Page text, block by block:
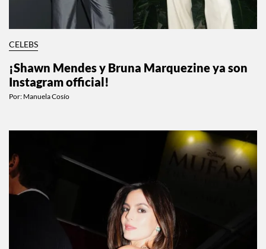
CELEBS
¡Shawn Mendes y Bruna Marquezine ya son
Instagram official!
Por: Manuela Cosío